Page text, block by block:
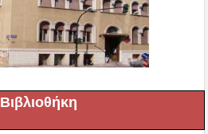
Βιβλιοθήκη